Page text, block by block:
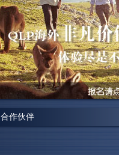
“此次展会获得巨大成功,我们
触机会。”
Stacey ，澳洲国丰投资集团 营
“公司今次推介的荷兰地产项目
10个订购意向，“大超预期”，
合作伙伴